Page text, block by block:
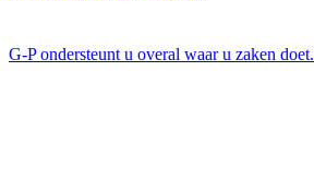
G-P ondersteunt u overal waar u zaken doet.​​